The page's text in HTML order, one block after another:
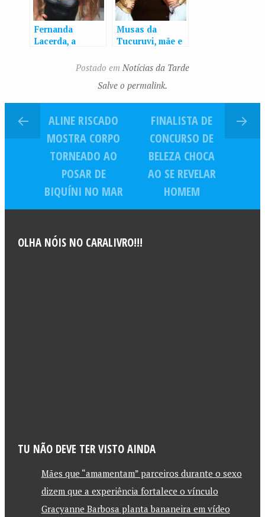
Fernanda
Lacerda, a
abandona os
Musas da
Tucuruvi, mãe e
tapa-sexo e
ensaio nuas
Postado em Notícias da Tarde
Salve o permalink.
ALINE RISCADO
MOSTRA CORPO
TORNEADO AO
POSAR DE
BIQUÍNI NO MAR
FINALISTA DE
CONCURSO DE
BELEZA CHOCA
AO SE REVELAR
HOMEM
OLHA NÓIS NO CARALIVRO!!!
TU NÃO DEVE TER VISTO AINDA
Mães que “amamentam” parceiros durante o sexo
dizem que a experiência fortalece o vínculo
Gracyanne Barbosa planta bananeira em vídeo